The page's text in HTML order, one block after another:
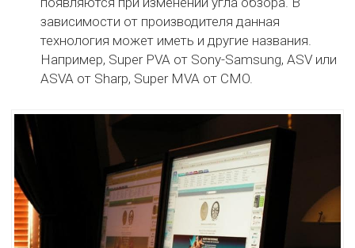
зависимости от производителя данная
технология может иметь и другие названия.
Например, Super PVA от Sony-Samsung, ASV или
ASVA от Sharp, Super MVA от CMO.